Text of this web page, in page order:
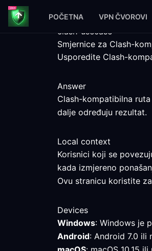
POČETNA VPN ČVOROVI
clash-usecase
Smjernice za Clash-
Usporedite Clash-
Answer
Clash-kompatibilna
dalje određuju rezultat.
Local context
Korisnici koji se
kada izmjereno
Ovu stranicu koristite
Devices
Windows: Windows je
Android: Android 7.0 ili